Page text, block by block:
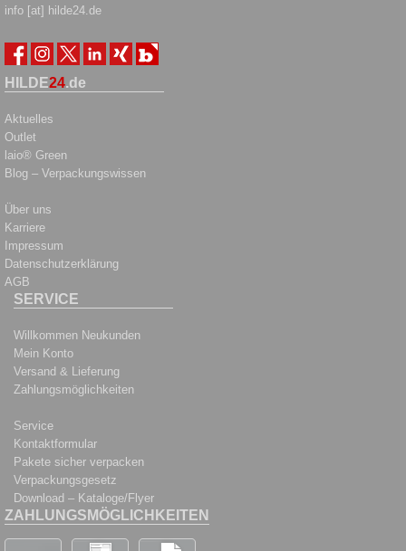
info [at] hilde24.de
HILDE24.de
Aktuelles
Outlet
laio® Green
Blog – Verpackungswissen
Über uns
Karriere
Impressum
Datenschutzerklärung
AGB
SERVICE
Willkommen Neukunden
Mein Konto
Versand & Lieferung
Zahlungsmöglichkeiten
Service
Kontaktformular
Pakete sicher verpacken
Verpackungsgesetz
Download – Kataloge/Flyer
ZAHLUNGSMÖGLICHKEITEN